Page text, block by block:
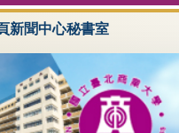
新聞中心秘書室